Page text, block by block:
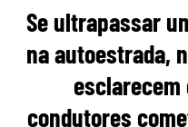
Se ultrapassar
na autoestrada,
condutores